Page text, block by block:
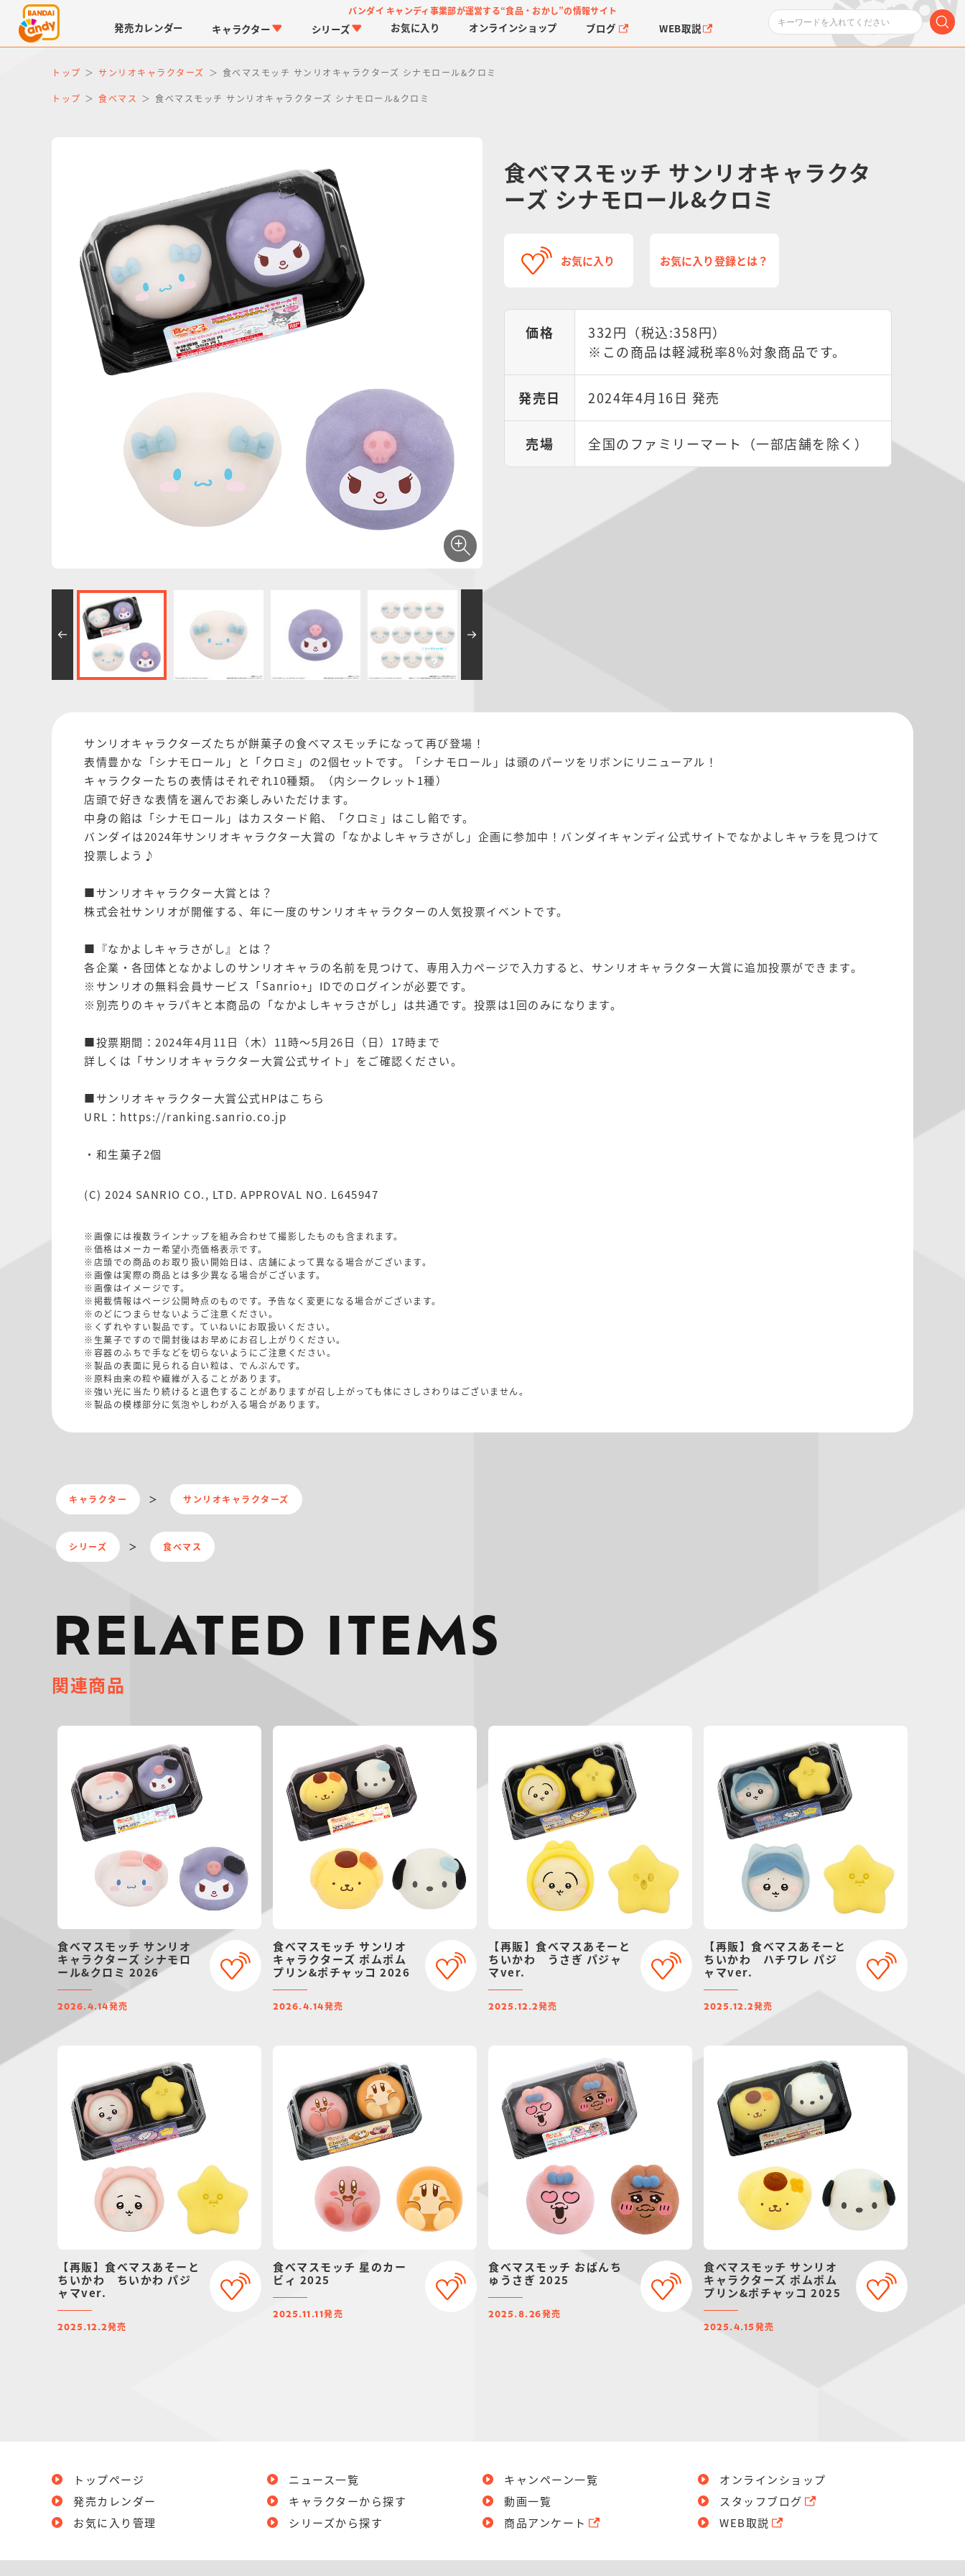
バンダイ キャンディ事業部が運営する“食品・おかし”の情報サイト
発売カレンダー キャラクター
仮面ライダーシリーズ
PROJECT R.E.D.・ス
ーパー戦隊シリーズ
プリキュアシリーズ ガンダムシリーズ
シリーズ
キャラパキ つりグミ チョコサプ
にふぉるめーしょん＆
スクエアシール
お気に入り オンラインショップ ブログ WEB取説
トップ サンリオキャラクターズ 食べマスモッチ サンリオキャラクターズ シナモロール&クロミ
トップ 食べマス 食べマスモッチ サンリオキャラクターズ シナモロール&クロミ
食べマスモッチ サンリオキャラクタ
ーズ シナモロール&クロミ
お気に入り お気に入り登録とは？
価格
332円（税込:358円）
※この商品は軽減税率8%対象商品です。
発売日 2024年4月16日 発売
売場 全国のファミリーマート（一部店舗を除く）
サンリオキャラクターズたちが餅菓子の食べマスモッチになって再び登場！
表情豊かな「シナモロール」と「クロミ」の2個セットです。「シナモロール」は頭のパーツをリボンにリニューアル！
キャラクターたちの表情はそれぞれ10種類。（内シークレット1種）
店頭で好きな表情を選んでお楽しみいただけます。
中身の餡は「シナモロール」はカスタード餡、「クロミ」はこし餡です。
バンダイは2024年サンリオキャラクター大賞の「なかよしキャラさがし」企画に参加中！バンダイキャンディ公式サイトでなかよしキャラを見つけて
投票しよう♪
■サンリオキャラクター大賞とは？
株式会社サンリオが開催する、年に一度のサンリオキャラクターの人気投票イベントです。
■『なかよしキャラさがし』とは？
各企業・各団体となかよしのサンリオキャラの名前を見つけて、専用入力ページで入力すると、サンリオキャラクター大賞に追加投票ができます。
※サンリオの無料会員サービス「Sanrio+」IDでのログインが必要です。
※別売りのキャラパキと本商品の「なかよしキャラさがし」は共通です。投票は1回のみになります。
■投票期間：2024年4月11日（木）11時～5月26日（日）17時まで
詳しくは「サンリオキャラクター大賞公式サイト 」をご確認ください。
■サンリオキャラクター大賞公式HPはこちら
URL： https://ranking.sanrio.co.jp
・和生菓子2個
(C) 2024 SANRIO CO., LTD. APPROVAL NO. L645947
※画像には複数ラインナップを組み合わせて撮影したものも含まれます。
※価格はメーカー希望小売価格表示です。
※店頭での商品のお取り扱い開始日は、店舗によって異なる場合がございます。
※画像は実際の商品とは多少異なる場合がございます。
※画像はイメージです。
※掲載情報はページ公開時点のものです。予告なく変更になる場合がございます。
※のどにつまらせないようご注意ください。
※くずれやすい製品です。ていねいにお取扱いください。
※生菓子ですので開封後はお早めにお召し上がりください。
※容器のふちで手などを切らないようにご注意ください。
※製品の表面に見られる白い粒は、でんぷんです。
※原料由来の粒や繊維が入ることがあります。
※強い光に当たり続けると退色することがありますが召し上がっても体にさしさわりはございません。
※製品の模様部分に気泡やしわが入る場合があります。
キャラクター サンリオキャラクターズ
シリーズ 食べマス
RELATED ITEMS
関連商品
食べマスモッチ サンリオ
キャラクターズ シナモロ
ール&クロミ 2026
2026.4.14発売
食べマスモッチ サンリオ
キャラクターズ ポムポム
プリン&ポチャッコ 2026
2026.4.14発売
【再販】食べマスあそーと
ちいかわ うさぎ パジャ
マver.
2025.12.2発売
【再販】食べマスあそーと
ちいかわ ハチワレ パジ
ャマver.
2025.12.2発売
【再販】食べマスあそーと
ちいかわ ちいかわ パジ
ャマver.
2025.12.2発売
食べマスモッチ 星のカー
ビィ 2025
2025.11.11発売
食べマスモッチ おぱんち
ゅうさぎ 2025
2025.8.26発売
食べマスモッチ サンリオ
キャラクターズ ポムポム
プリン&ポチャッコ 2025
2025.4.15 発売
トップページ
発売カレンダー
お気に入り管理
ニュース一覧
キャラクターから探す
シリーズから探す
キャンペーン一覧
動画一覧
商品アンケート
オンラインショップ
スタッフブログ
WEB取説